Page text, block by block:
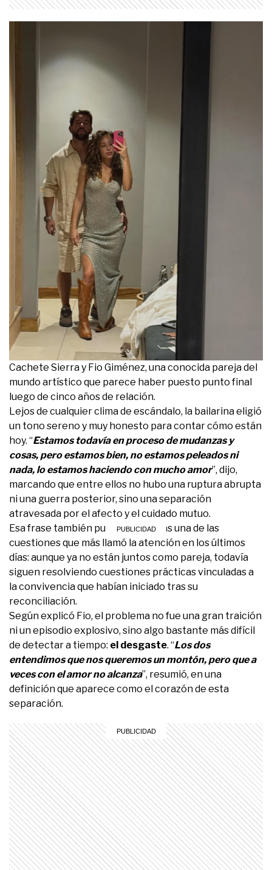
Cachete Sierra y Fio Giménez, una conocida pareja del
mundo artístico que parece haber puesto punto final
luego de cinco años de relación.
Lejos de cualquier clima de escándalo, la bailarina eligió
un tono sereno y muy honesto para contar cómo están
hoy. “Estamos todavía en proceso de mudanzas y
cosas, pero estamos bien, no estamos peleados ni
nada, lo estamos haciendo con mucho amor”, dijo,
marcando que entre ellos no hubo una ruptura abrupta
ni una guerra posterior, sino una separación
atravesada por el afecto y el cuidado mutuo.
Esa frase también puso en palabras una de las
cuestiones que más llamó la atención en los últimos
días: aunque ya no están juntos como pareja, todavía
siguen resolviendo cuestiones prácticas vinculadas a
la convivencia que habían iniciado tras su
reconciliación.
Según explicó Fio, el problema no fue una gran traición
ni un episodio explosivo, sino algo bastante más difícil
de detectar a tiempo: el desgaste. “Los dos
entendimos que nos queremos un montón, pero que a
veces con el amor no alcanza”, resumió, en una
definición que aparece como el corazón de esta
separación.